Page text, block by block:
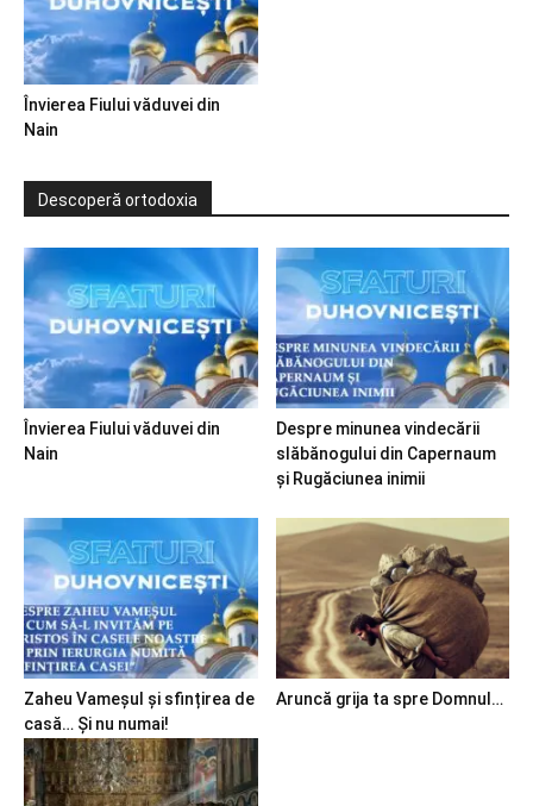
Învierea Fiului văduvei din
Nain
Descoperă ortodoxia
Învierea Fiului văduvei din
Nain
Despre minunea vindecării
slăbănogului din Capernaum
și Rugăciunea inimii
Zaheu Vameșul și sfințirea de
casă… Și nu numai!
Aruncă grija ta spre Domnul…